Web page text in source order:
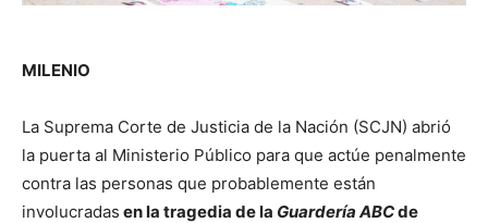
MILENIO
La Suprema Corte de Justicia de la Nación (SCJN) abrió
la puerta al Ministerio Público para que actúe penalmente
contra las personas que probablemente están
involucradas en la tragedia de la Guardería ABCde